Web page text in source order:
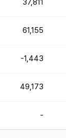
37,811
61,155
-1,443
49,173
-